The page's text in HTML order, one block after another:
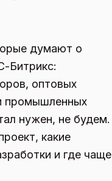
думают о
Битрикс:
оптовых
промышленных
нужен, не будем.
какие
и где чаще